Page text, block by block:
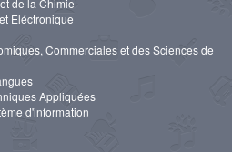
de la Chimie
Eléctronique
Commerciales et des Sciences de
Appliquées
d'information